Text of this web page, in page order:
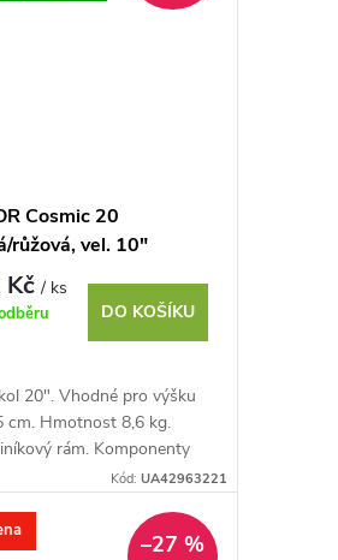
Cosmic 20
růžová, vel. 10"
Kč/ ks
DO KOŠÍKU
20". Vhodné pro výšku
cm. Hmotnost 8,6 kg.
rám. Komponenty
Revoshift, 6 rychlostí. V
Kód: UA42963221
–27 %